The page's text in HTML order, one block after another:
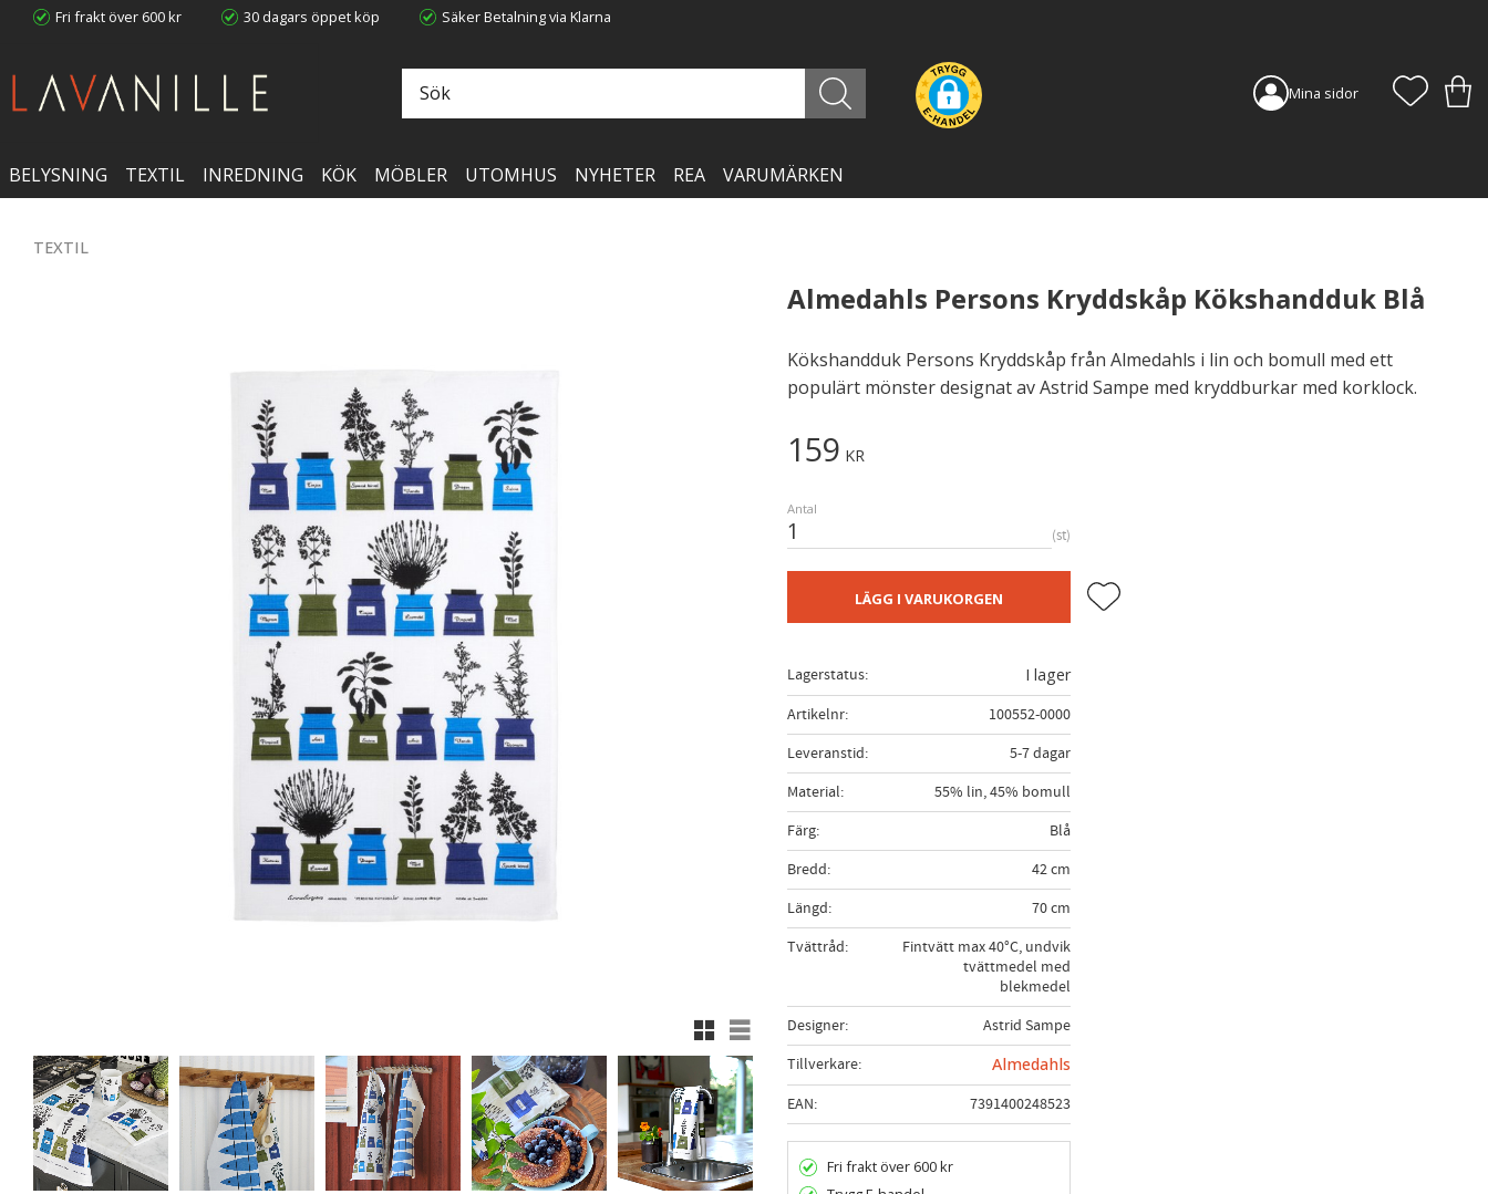
Fri frakt över 600 kr 30 dagars öppet köp Säker Betalning via Klarna
Mina sidor
BELYSNING TEXTIL INREDNING KÖK MÖBLER UTOMHUS NYHETER REA VARUMÄRKEN
TEXTIL
Almedahls Persons Kryddskåp Kökshandduk Blå
Kökshandduk Persons Kryddskåp från Almedahls i lin och bomull med ett
populärt mönster designat av Astrid Sampe med kryddburkar med korklock.
Rutnätsvy
Listvy
159 KR
Antal
st
LÄGG I VARUKORGEN Lägg till i favoriter
Lagerstatus
I lager
Artikelnr
100552-0000
Leveranstid
5-7 dagar
Material
55% lin, 45% bomull
Färg
Blå
Bredd
42 cm
Längd
70 cm
Tvättråd
Fintvätt max 40°C, undvik
tvättmedel med
blekmedel
Designer
Astrid Sampe
Tillverkare
Almedahls
EAN
7391400248523
Fri frakt över 600 kr